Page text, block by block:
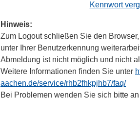
Kennwort
Hinweis:
Zum Logout schließen Sie den
unter Ihrer Benutzerkennung
Abmeldung ist nicht möglich und nicht
Weitere Informationen finden Sie unter
aachen.de/service/rhb2fhkpjhb7/faq/
Bei Problemen wenden Sie sich bitte